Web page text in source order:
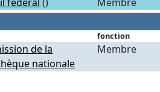
fonction
de la
nationale
Membre